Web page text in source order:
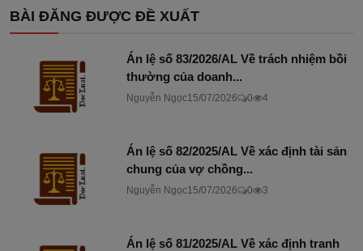
BÀI ĐĂNG ĐƯỢC ĐỀ XUẤT
Án lệ số 83/2026/AL Về trách nhiệm bồi
thường của doanh...
Nguyễn Ngọc15/07/2026 0 4
Án lệ số 82/2025/AL Về xác định tài sản
chung của vợ chồng...
Nguyễn Ngọc15/07/2026 0 3
Án lệ số 81/2025/AL Về xác định tranh